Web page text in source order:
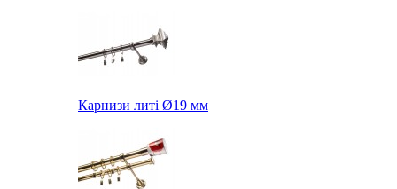
Карнизи литі Ø19 мм